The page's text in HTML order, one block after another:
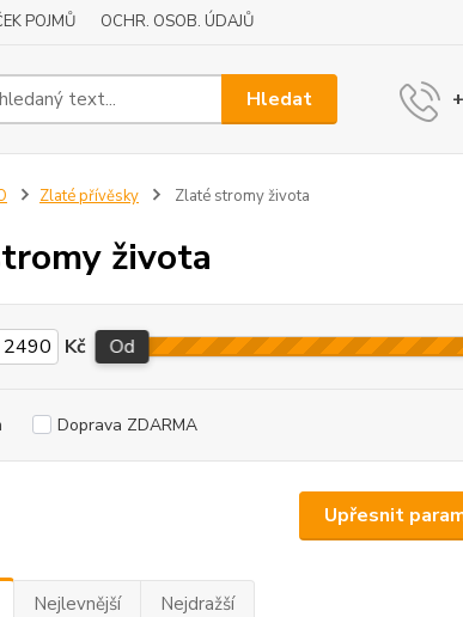
POJMŮ OCHR. OSOB. ÚDAJŮ
Hledat
Zlaté přívěsky Zlaté stromy života
života
Upřesnit
Kč Od
Doprava ZDARMA
Nejlevnější Nejdražší